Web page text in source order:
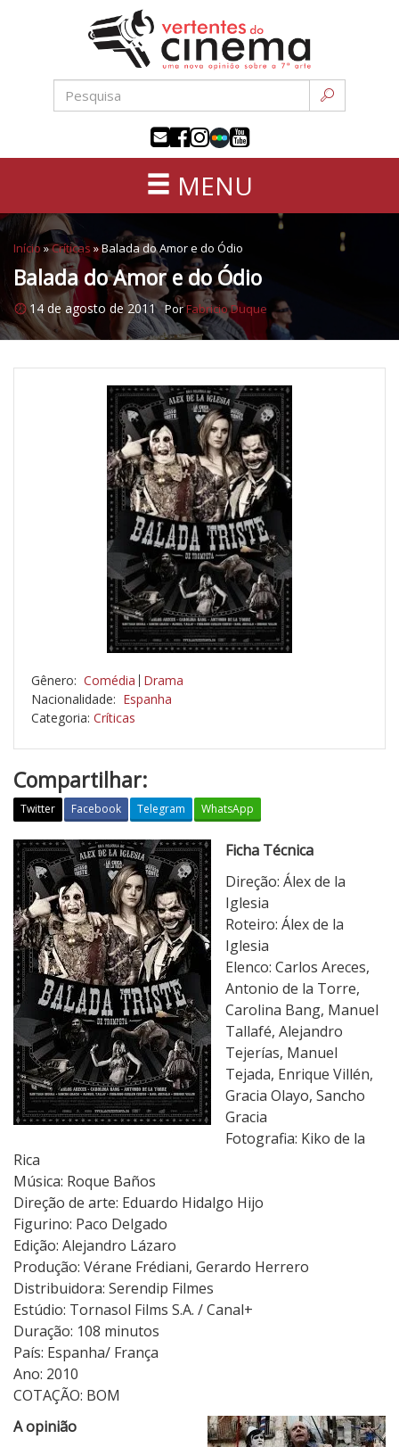
conteúdo
sétima
MENU
Início »Críticas »Balada do Amor e do Ódio
Balada do Amor e do Ódio
14 de agosto de 2011 PorFabricio Duque
Gênero: Comédia Drama
Nacionalidade: Espanha
Categoria: Críticas
Compartilhar:
Twitter Facebook Telegram WhatsApp
B
a
a
d
a
d
o
A
m
o
r
e
d
Ó
d
i
o
Ficha Técnica
Direção: Álex de la
Iglesia
Roteiro: Álex de la
Iglesia
Elenco: Carlos Areces,
Antonio de la Torre,
Carolina Bang, Manuel
Tallafé, Alejandro
Tejerías, Manuel
Tejada, Enrique Villén,
Gracia Olayo, Sancho
Gracia
Fotografia: Kiko de la
Rica
Música: Roque Baños
Direção de arte: Eduardo Hidalgo Hijo
Figurino: Paco Delgado
Edição: Alejandro Lázaro
Produção: Vérane Frédiani, Gerardo Herrero
Distribuidora: Serendip Filmes
Estúdio: Tornasol Films S.A. / Canal+
Duração: 108 minutos
País: Espanha/ França
Ano: 2010
COTAÇÃO: BOM
A opinião